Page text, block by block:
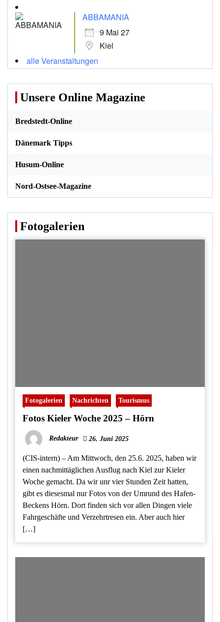
ABBAMANIA
9 Mai 27
Kiel
alle Veranstaltungen
Unsere Online Magazine
Bredstedt-Online
Dänemark Tipps
Husum-Online
Nord-Ostsee-Magazine
Fotogalerien
Fotogalerien Nachrichten Tourismus
Fotos Kieler Woche 2025 – Hörn
Redakteur 26. Juni 2025
(CIS-intern) – Am Mittwoch, den 25.6. 2025, haben wir
einen nachmittäglichen Ausflug nach Kiel zur Kieler
Woche gemacht. Da wir unr vier Stunden Zeit hatten,
gibt es diesesmal nur Fotos von der Umrund des Hafen-
Beckens Hörn. Dort finden sich vor allen Dingen viele
Fahrgeschäfte und Verzehrtresen ein. Aber auch hier
[…]